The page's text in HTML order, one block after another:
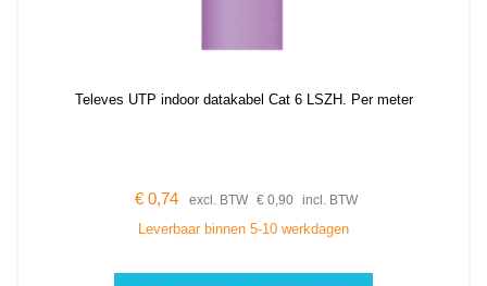
Televes UTP indoor datakabel Cat 6 LSZH. Per meter
€ 0,74 excl. BTW € 0,90 incl. BTW
Leverbaar binnen 5-10 werkdagen